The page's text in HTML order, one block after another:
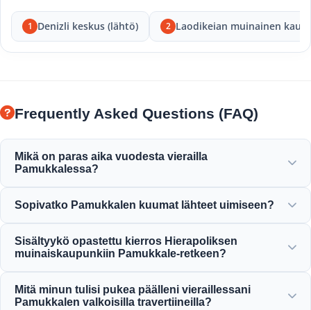
1 Denizli keskus (lähtö) 2 Laodikeian muinainen
Frequently Asked Questions (FAQ)
Mikä on paras aika vuodesta vierailla
Pamukkalessa?
kesäkuu) ja syksy (syys-marraskuu) tarjoavat
Hierapoliksen muinaisjäännösten tutkimiseen.
Sopivatko Pamukkalen kuumat lähteet uimiseen?
allas ovat mineraalirikkaita ja pidetään täydellisessä,
lämpimässä ja rentouttavassa lämpötilassa uimista varten.
Sisältyykö opastettu kierros Hierapoliksen
muinaiskaupunkiin Pamukkale-retkeen?
ammattiopastettu kierros Hierapoliksessa, mukaan lukien
Mitä minun tulisi pukea päälleni vieraillessani
Pamukkalen valkoisilla travertiineilla?